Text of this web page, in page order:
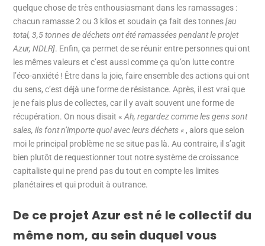
quelque chose de très enthousiasmant dans les ramassages :
chacun ramasse 2 ou 3 kilos et soudain ça fait des tonnes[au
total, 3,5 tonnes de déchets ont été ramassées pendant le projet
Azur, NDLR]. Enfin, ça permet de se réunir entre personnes qui ont
les mêmes valeurs et c’est aussi comme ça qu’on lutte contre
l’éco-anxiété ! Être dans la joie, faire ensemble des actions qui ont
du sens, c’est déjà une forme de résistance. Après, il est vrai que
je ne fais plus de collectes, car il y avait souvent une forme de
récupération. On nous disait «Ah, regardez comme les gens sont
sales, ils font n’importe quoi avec leurs déchets « , alors que selon
moi le principal problème ne se situe pas là. Au contraire, il s’agit
bien plutôt de requestionner tout notre système de croissance
capitaliste qui ne prend pas du tout en compte les limites
planétaires et qui produit à outrance.
De ce projet Azur est né le collectif du
même nom, au sein duquel vous